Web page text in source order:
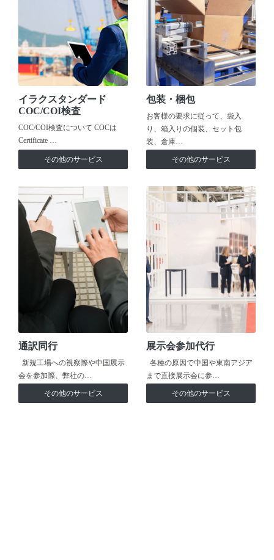
イラクスタンダード
COC/COI検査
COC/COI検査について COCは
Certificate …
その他のサービス
包装・梱包
お客様の要求に従って、袋入
り、箱入りの個装、セット包
装、倉庫…
その他のサービス
通訳同行
新規工場への視察際や中国展示
会を参加際、弊社の…
その他のサービス
展示会参加代行
各種の原因で中国や東南アジア
まで直接展示会に参…
その他のサービス